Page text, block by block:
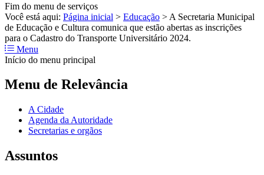
Fim do menu de serviços
Você está aqui: Página inicial > Educação > A Secretaria Municipal
de Educação e Cultura comunica que estão abertas as inscrições
para o Cadastro do Transporte Universitário 2024.
Menu
Início do menu principal
Menu de Relevância
A Cidade
Agenda da Autoridade
Secretarias e orgãos
Assuntos